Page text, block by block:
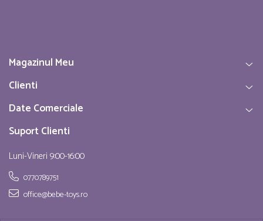
Magazinul Meu
Clienti
Date Comerciale
Suport Clienti
Luni-Vineri 9:00-16:00
0770789751
office@bebe-toys.ro